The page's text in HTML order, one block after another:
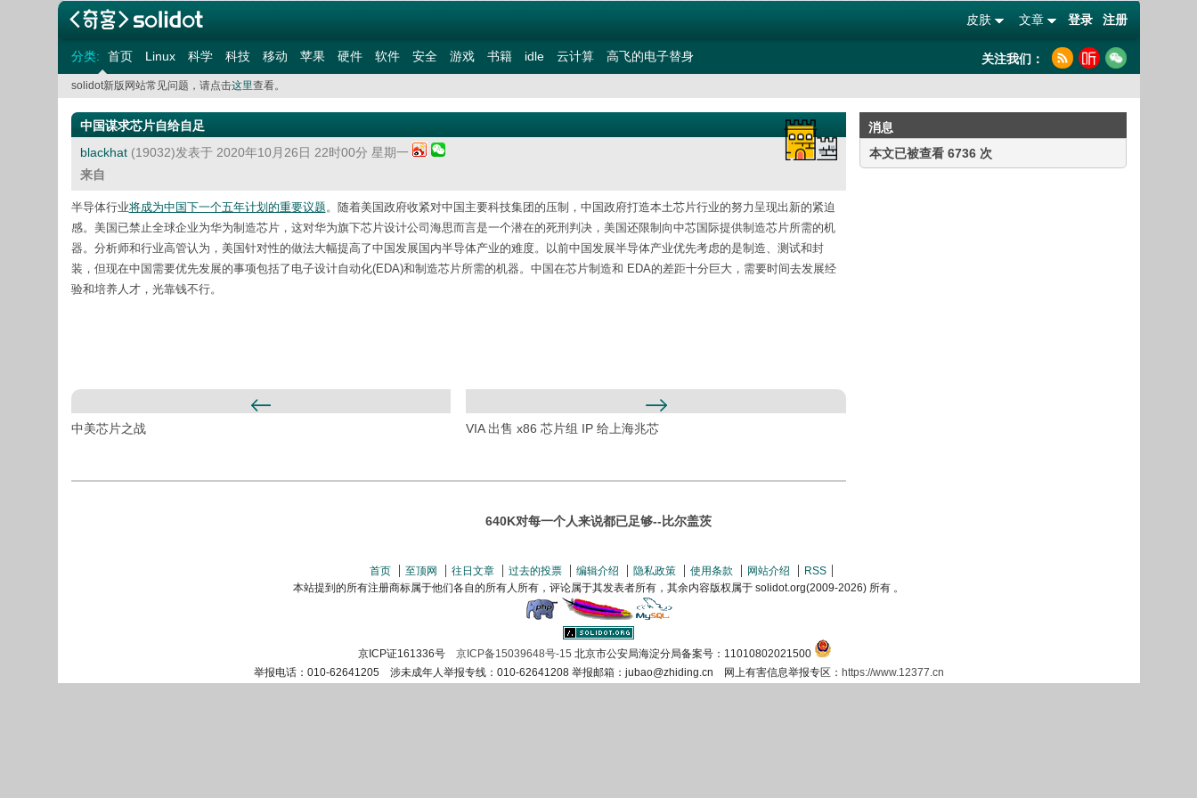
登录 注册
文章
皮肤
分类: 首页 Linux 科学 科技 移动 苹果 硬件 软件 安全 游戏 书籍 idle 云计算 高飞的电子替身 关注我们：
solidot新版网站常见问题，请点击这里查看。
消息
本文已被查看 6736 次
中国谋求芯片自给自足
blackhat(19032)发表于 2020年10月26日 22时00分 星期一
来自
半导体行业将成为中国下一个五年计划的重要议题。随着美国政府收紧对中国主要科技集团的压制，中国政府打造本土芯片行业的努力呈现出新的紧迫
感。美国已禁止全球企业为华为制造芯片，这对华为旗下芯片设计公司海思而言是一个潜在的死刑判决，美国还限制向中芯国际提供制造芯片所需的机
器。分析师和行业高管认为，美国针对性的做法大幅提高了中国发展国内半导体产业的难度。以前中国发展半导体产业优先考虑的是制造、测试和封
装，但现在中国需要优先发展的事项包括了电子设计自动化(EDA)和制造芯片所需的机器。中国在芯片制造和 EDA的差距十分巨大，需要时间去发展经
验和培养人才，光靠钱不行。
中美芯片之战 VIA 出售 x86 芯片组 IP 给上海兆芯
640K对每一个人来说都已足够--比尔盖茨
首页 至顶网 往日文章 过去的投票 编辑介绍 隐私政策 使用条款 网站介绍
RSS
本站提到的所有注册商标属于他们各自的所有人所有，评论属于其发表者所有，其余内容版权属于 solidot.org(2009-2026) 所有 。
京ICP证161336号 京ICP备15039648号-15 北京市公安局海淀分局备案号：11010802021500
举报电话：010-62641205 涉未成年人举报专线：010-62641208 举报邮箱：jubao@zhiding.cn 网上有害信息举报专区： https://www.12377.cn